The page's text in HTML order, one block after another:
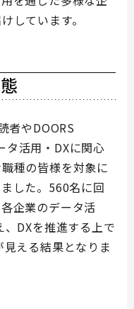
しています。
者やDOORS
活用・DXに関心
種の皆様を対象に
した。560名に回
企業のデータ活
DXを推進する上で
える結果となりま